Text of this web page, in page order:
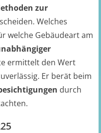
zur
Welches
welche Gebäudeart am
ermittelt den Wert
Er berät beim
durch